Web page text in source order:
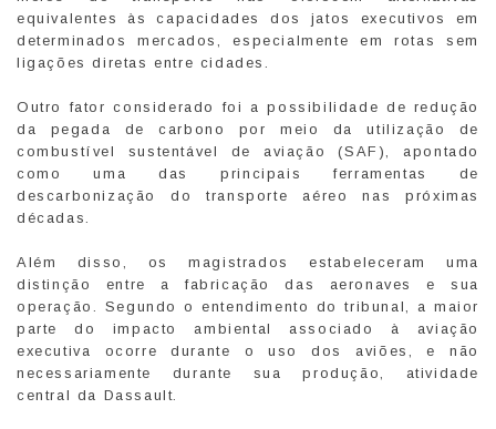
equivalentes às capacidades dos jatos executivos em
determinados mercados, especialmente em rotas sem
ligações diretas entre cidades.
Outro fator considerado foi a possibilidade de redução
da pegada de carbono por meio da utilização de
combustível sustentável de aviação (SAF), apontado
como uma das principais ferramentas de
descarbonização do transporte aéreo nas próximas
décadas.
Além disso, os magistrados estabeleceram uma
distinção entre a fabricação das aeronaves e sua
operação. Segundo o entendimento do tribunal, a maior
parte do impacto ambiental associado à aviação
executiva ocorre durante o uso dos aviões, e não
necessariamente durante sua produção, atividade
central da Dassault.